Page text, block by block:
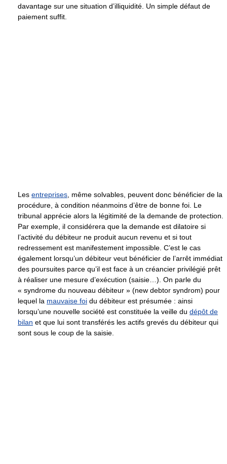
davantage sur une situation d’illiquidité. Un simple défaut de
paiement suffit.
Les entreprises , même solvables, peuvent donc bénéficier de la
procédure, à condition néanmoins d’être de bonne foi. Le
tribunal apprécie alors la légitimité de la demande de protection.
Par exemple, il considérera que la demande est dilatoire si
l’activité du débiteur ne produit aucun revenu et si tout
redressement est manifestement impossible. C’est le cas
également lorsqu’un débiteur veut bénéficier de l’arrêt immédiat
des poursuites parce qu’il est face à un créancier privilégié prêt
à réaliser une mesure d’exécution (saisie…). On parle du
« syndrome du nouveau débiteur » (new debtor syndrom) pour
lequel la mauvaise foi du débiteur est présumée : ainsi
lorsqu’une nouvelle société est constituée la veille du dépôt de
bilan et que lui sont transférés les actifs grevés du débiteur qui
sont sous le coup de la saisie.